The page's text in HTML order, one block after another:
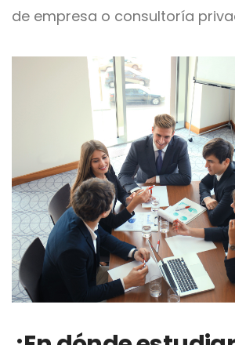
de empresa o consultoría